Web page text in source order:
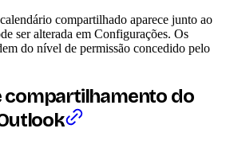
compartilhado aparece junto ao
ser alterada em Configurações. Os
do nível de permissão concedido pelo
compartilhamento do